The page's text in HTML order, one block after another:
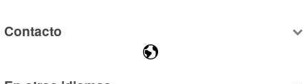
Contacto